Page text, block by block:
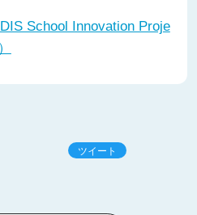
School Innovation Proje
ツイート